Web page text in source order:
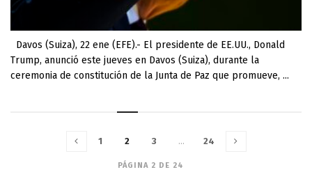
Davos (Suiza), 22 ene (EFE).- El presidente de EE.UU., Donald
Trump, anunció este jueves en Davos (Suiza), durante la
ceremonia de constitución de la Junta de Paz que promueve, ...
PÁGINA 2 DE 24
1 2 3 … 24